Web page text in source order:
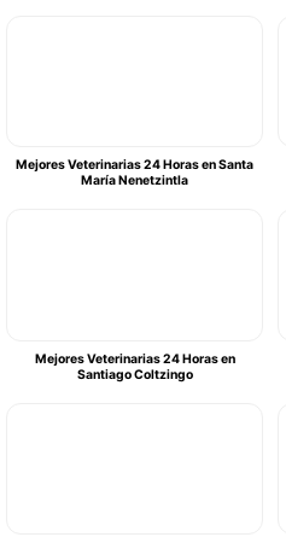
Mejores Veterinarias 24 Horas en Santa
María Nenetzintla
Mejores Veterinarias 24 Horas en
Santiago Coltzingo